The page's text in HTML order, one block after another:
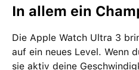
In allem ein
Die Apple Watch Ultra 3
auf ein neues Level. Wenn
sie aktiv deine